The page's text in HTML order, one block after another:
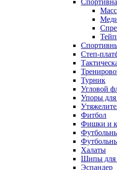
Степ-
Турник
Угловой
Упоры
Фитбол
Фишки и
Халаты
Шипы для
Эспандер